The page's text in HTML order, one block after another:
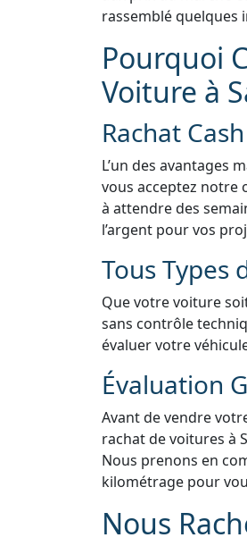
rassemblé
Pourquoi
Voiture à
Rachat
L’un des avantages
vous acceptez notre
à attendre des
l’argent pour vos
Tous Types
Que votre voiture
sans contrôle
évaluer votre
Évaluation
Avant de vendre
rachat de voitures à
Nous prenons en
kilométrage pour
Nous